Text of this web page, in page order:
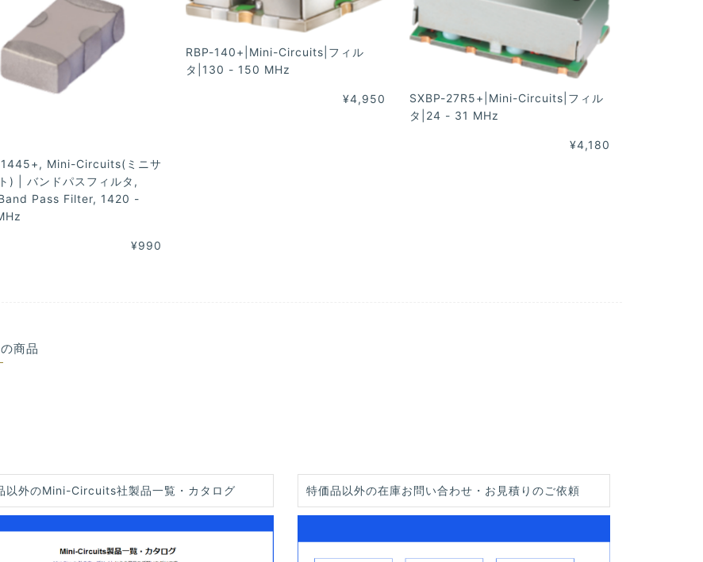
Mini-Circuits(ミニサ
) | バンドパスフィルタ,
Pass Filter, 1420 -
¥990
RBP-140+|Mini-Circuits|フィル
タ|130 - 150 MHz
¥4,950
SXBP-27R5+|Mini-Circuits|フィル
タ|24 - 31 MHz
¥4,180
商品
以外のMini-Circuits社製品一覧・カタログ 特価品以外の在庫お問い合わせ・お見積りのご依頼